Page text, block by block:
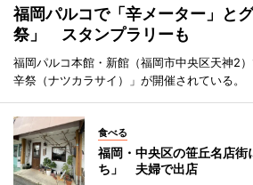
福岡パルコで「辛メーター」と
祭」 スタンプラリーも
福岡パルコ本館・新館（福岡市中央区天神2
辛祭（ナツカラサイ）」が開催されている。
食べる
福岡・中央区の笹丘名店街
ち」 夫婦で出店